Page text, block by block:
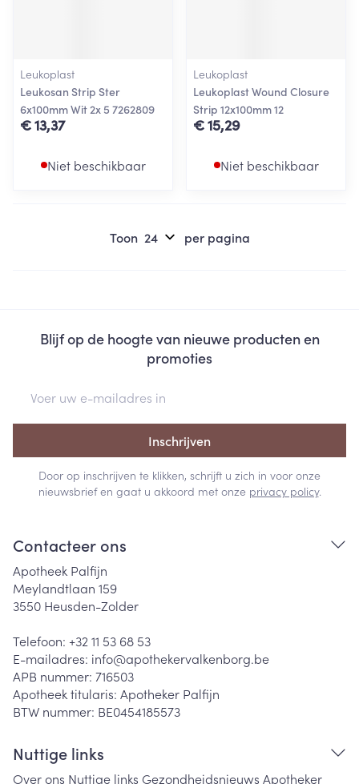
Leukoplast
Leukosan Strip Ster
6x100mm Wit 2x 5 7262809
€ 13,37
Niet beschikbaar
Leukoplast
Leukoplast Wound Closure
Strip 12x100mm 12
€ 15,29
Niet beschikbaar
Toon per pagina
Blijf op de hoogte van nieuwe producten en
promoties
Inschrijven
Door op inschrijven te klikken, schrijft u zich in voor onze
nieuwsbrief en gaat u akkoord met onze privacy policy.
Contacteer ons
Apotheek Palfijn
Meylandtlaan 159
3550 Heusden-Zolder
Telefoon: +32 11 53 68 53
E-mailadres: info@apothekervalkenborg.be
APB nummer: 716503
Apotheek titularis: Apotheker Palfijn
BTW nummer: BE0454185573
Nuttige links
Over ons Nuttige links Gezondheidsnieuws Apotheker